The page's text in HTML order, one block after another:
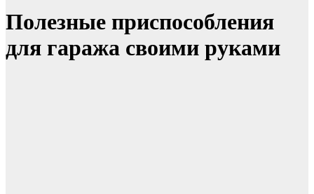
Полезные приспособления
для гаража своими руками